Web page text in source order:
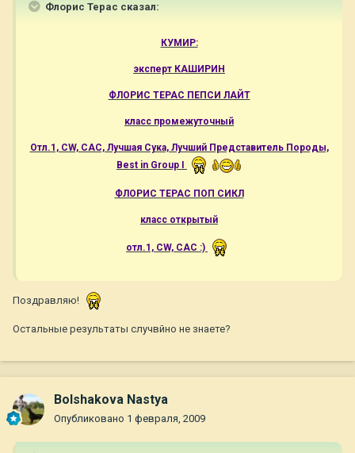
Флорис Терас сказал:
КУМИР:
эксперт КАШИРИН
ФЛОРИС ТЕРАС ПЕПСИ ЛАЙТ
класс промежуточный
Отл.1, CW, САС, Лучшая Сука, Лучший Представитель Породы,
Best in Group I
ФЛОРИС ТЕРАС ПОП СИКЛ
класс открытый
отл.1, CW, САС :)
Поздравляю!
Остальные результаты случвйно не знаете?
Bolshakova Nastya
Опубликовано 1 февраля, 2009